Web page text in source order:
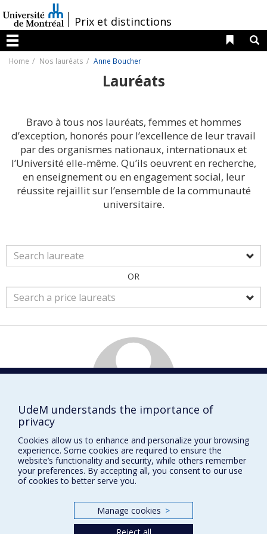
au
contenu
/Prix et distinctions
Menu
Liens
Home Nos lauréats Anne Boucher
Lauréats
Bravo à tous nos lauréats, femmes et hommes
d’exception, honorés pour l’excellence de leur travail
par des organismes nationaux, internationaux et
l’Université elle-même. Qu’ils oeuvrent en recherche,
en enseignement ou en engagement social, leur
réussite rejaillit sur l’ensemble de la communauté
universitaire.
OR
Anne BOUCHER
Étudiante
Physique
Prix et distinctions
UdeM understands the importance of
privacy
Cookies allow us to enhance and personalize your browsing
experience. Some cookies are required to ensure the
website’s functionality and security, while others remember
your preferences. By accepting all, you consent to our use
of cookies to better serve you.
Manage cookies >
Reject all